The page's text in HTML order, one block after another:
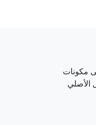
مكونات
الأصلي